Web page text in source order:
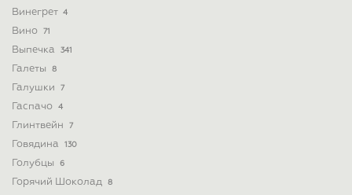
Винегрет 4
Вино 71
Выпечка 341
Галеты 8
Галушки 7
Гаспачо 4
Глинтвейн 7
Говядина 130
Голубцы 6
Горячий Шоколад 8